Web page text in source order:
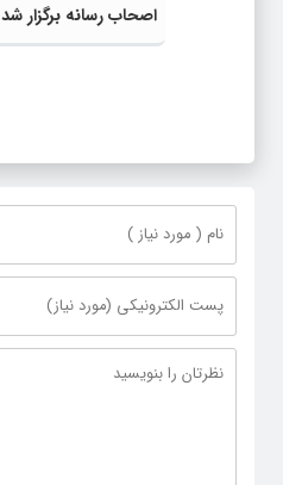
اصحاب رسانه برگزار شد